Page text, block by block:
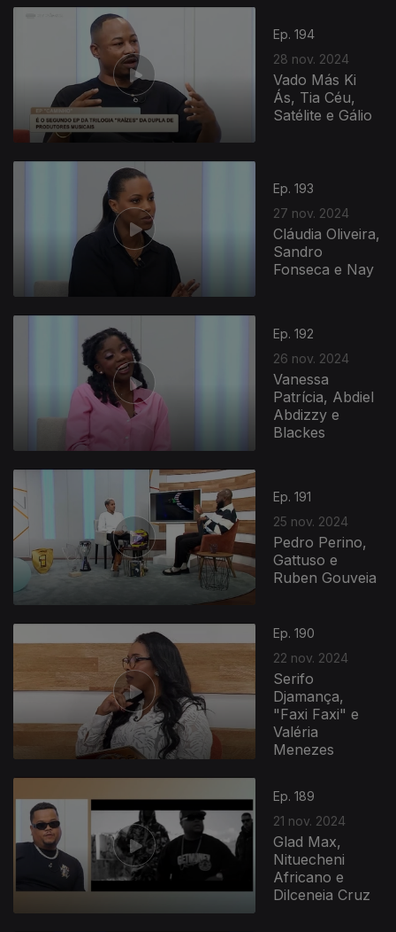
Ep. 194
28 nov. 2024
Vado Más Ki
Ás, Tia Céu,
Satélite e Gálio
Ep. 193
27 nov. 2024
Cláudia Oliveira,
Sandro
Fonseca e Nay
Ep. 192
26 nov. 2024
Vanessa
Patrícia, Abdiel
Abdizzy e
Blackes
Ep. 191
25 nov. 2024
Pedro Perino,
Gattuso e
Ruben Gouveia
Ep. 190
22 nov. 2024
Serifo
Djamança,
"Faxi Faxi" e
Valéria
Menezes
Ep. 189
21 nov. 2024
Glad Max,
Nituecheni
Africano e
Dilceneia Cruz